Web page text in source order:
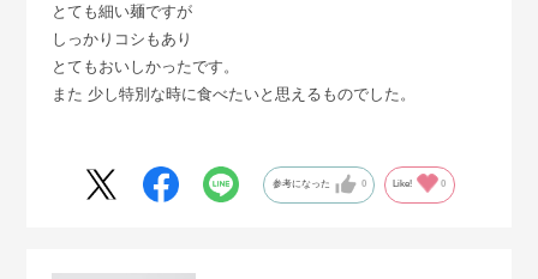
とても細い麺ですが
しっかりコシもあり
とてもおいしかったです。
また 少し特別な時に食べたいと思えるものでした。
参考になった 0 Like! 0